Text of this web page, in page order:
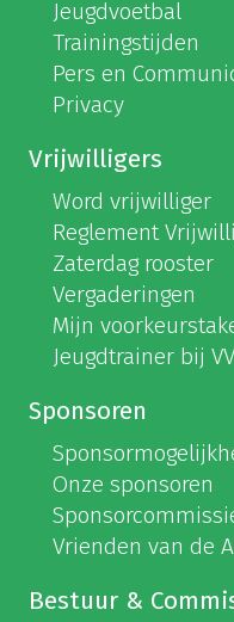
Jeugdvoetbal
Trainingstijden
Pers en
Privacy
Vrijwilligers
Word vrijwilliger
Reglement
Zaterdag rooster
Vergaderingen
Mijn
Jeugdtrainer bij
Sponsoren
Onze sponsoren
Vrienden van de
Bestuur &